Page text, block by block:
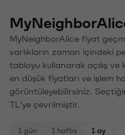
MyNeighborAlice fiyat
varlıkların zaman içindeki
tabloyu kullanarak açılış ve
en düşük fiyatları ve işlem
görüntüleyebilirsiniz.
TL'ye çevrilmiştir.
1 gün 1 hafta 1 ay